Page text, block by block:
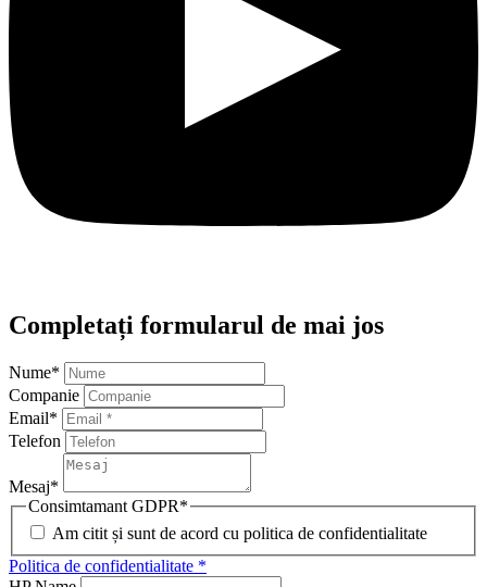
Completați formularul de mai jos
Nume*
Companie
Email*
Telefon
Mesaj*
Consimtamant GDPR*
Am citit și sunt de acord cu politica de confidentialitate
Politica de confidentialitate *